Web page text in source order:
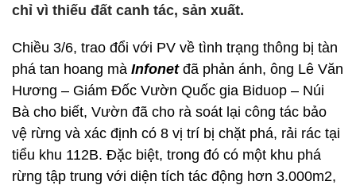
chỉ vì thiếu đất canh tác, sản xuất.
Chiều 3/6, trao đổi với PV về tình trạng thông bị tàn
phá tan hoang mà Infonet đã phản ánh, ông Lê Văn
Hương – Giám Đốc Vườn Quốc gia Biduop – Núi
Bà cho biết, Vườn đã cho rà soát lại công tác bảo
vệ rừng và xác định có 8 vị trí bị chặt phá, rải rác tại
tiểu khu 112B. Đặc biệt, trong đó có một khu phá
rừng tập trung với diện tích tác động hơn 3.000m2,